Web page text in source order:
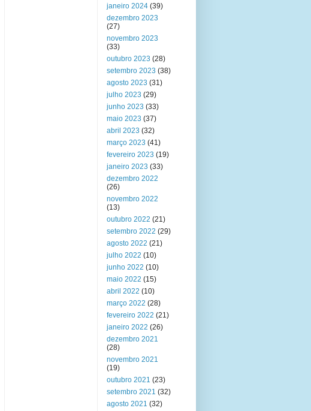
janeiro 2024 (39)
dezembro 2023
(27)
novembro 2023
(33)
outubro 2023 (28)
setembro 2023 (38)
agosto 2023 (31)
julho 2023 (29)
junho 2023 (33)
maio 2023 (37)
abril 2023 (32)
março 2023 (41)
fevereiro 2023 (19)
janeiro 2023 (33)
dezembro 2022
(26)
novembro 2022
(13)
outubro 2022 (21)
setembro 2022 (29)
agosto 2022 (21)
julho 2022 (10)
junho 2022 (10)
maio 2022 (15)
abril 2022 (10)
março 2022 (28)
fevereiro 2022 (21)
janeiro 2022 (26)
dezembro 2021
(28)
novembro 2021
(19)
outubro 2021 (23)
setembro 2021 (32)
agosto 2021 (32)